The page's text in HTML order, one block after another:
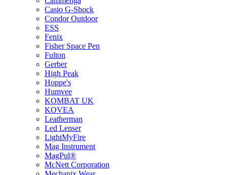
Casio G-Shock
Condor Outdoor
ESS
Fenix
Fisher Space Pen
Fulton
Gerber
High Peak
Hoppe's
Humvee
KOMBAT UK
KOVEA
Leatherman
Led Lenser
LightMyFire
Mag Instrument
MagPul®
McNett Corporation